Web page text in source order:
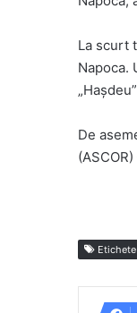
La scurt
Napoca.
De
Etichete